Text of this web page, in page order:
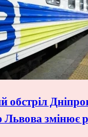
обстріл
Львова змінює